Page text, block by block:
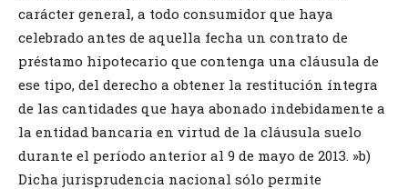
carácter general, a todo consumidor que haya
celebrado antes de aquella fecha un contrato de
préstamo hipotecario que contenga una cláusula de
ese tipo, del derecho a obtener la restitución íntegra
de las cantidades que haya abonado indebidamente a
la entidad bancaria en virtud de la cláusula suelo
durante el período anterior al 9 de mayo de 2013. »b)
Dicha jurisprudencia nacional sólo permite